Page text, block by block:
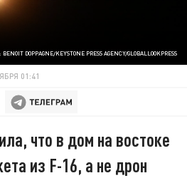
DOPPAGNE/KEYSTONE PRESS AGENCY/GLOBALLOOKPRESS
01:41
что в дом на востоке
из F-16, а не дрон